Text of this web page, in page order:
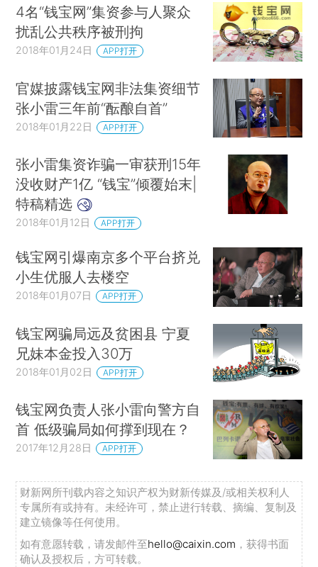
4名“钱宝网”集资参与人聚众
扰乱公共秩序被刑拘
2018年01月24日 APP打开
官媒披露钱宝网非法集资细节
张小雷三年前“酝酿自首”
2018年01月22日 APP打开
张小雷集资诈骗一审获刑15年
没收财产1亿 “钱宝”倾覆始末|
特稿精选
2018年01月12日 APP打开
钱宝网引爆南京多个平台挤兑
小生优服人去楼空
2018年01月07日 APP打开
钱宝网骗局远及贫困县 宁夏
兄妹本金投入30万
2018年01月02日 APP打开
钱宝网负责人张小雷向警方自
首 低级骗局如何撑到现在？
2017年12月28日 APP打开
财新网所刊载内容之知识产权为财新传媒及/或相关权利人
专属所有或持有。未经许可，禁止进行转载、摘编、复制及
建立镜像等任何使用。
如有意愿转载，请发邮件至hello@caixin.com ，获得书面
确认及授权后，方可转载。